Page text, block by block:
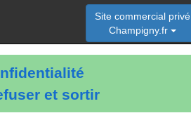
et sortir
Site commercial privé
Champigny.fr